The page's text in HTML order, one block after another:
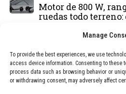
Manage
To provide the best experiences, we use
access device information. Consenting to these
process data such as browsing behavior or
or withdrawing consent, may adversely affect
Motor de 800 W,
ruedas todo
adquisición
BLOG December 24,
GAME se Une a la
Geolocalizadas,